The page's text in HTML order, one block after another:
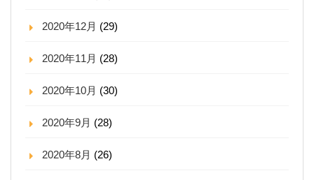
2020年12月 (29)
2020年11月 (28)
2020年10月 (30)
2020年9月 (28)
2020年8月 (26)